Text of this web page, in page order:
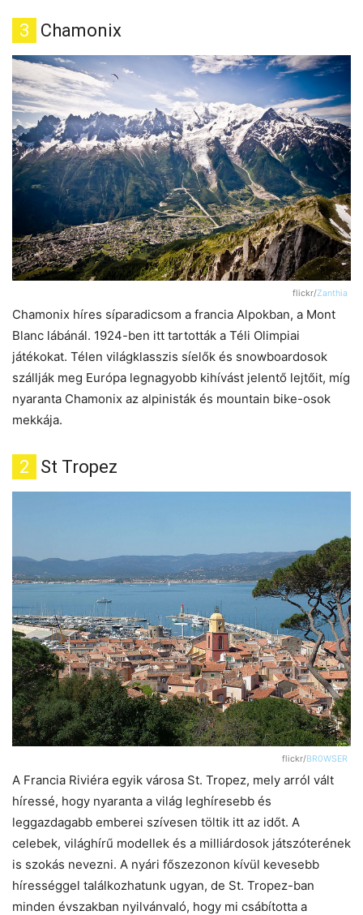
3 Chamonix
flickr/Zanthia
Chamonix híres síparadicsom a francia Alpokban, a Mont
Blanc lábánál. 1924-ben itt tartották a Téli Olimpiai
játékokat. Télen világklasszis síelők és snowboardosok
szállják meg Európa legnagyobb kihívást jelentő lejtőit, míg
nyaranta Chamonix az alpinisták és mountain bike-osok
mekkája.
2 St Tropez
flickr/BR0WSER
A Francia Riviéra egyik városa St. Tropez, mely arról vált
híressé, hogy nyaranta a világ leghíresebb és
leggazdagabb emberei szívesen töltik itt az időt. A
celebek, világhírű modellek és a milliárdosok játszóterének
is szokás nevezni. A nyári főszezonon kívül kevesebb
hírességgel találkozhatunk ugyan, de St. Tropez-ban
minden évszakban nyilvánvaló, hogy mi csábította a